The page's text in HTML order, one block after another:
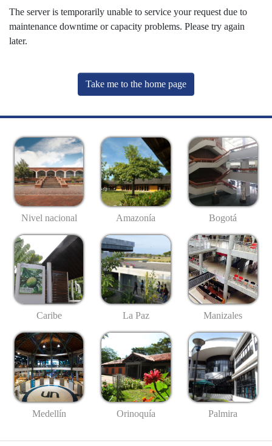
The server is temporarily unable to service your request due to
maintenance downtime or capacity problems. Please try again
later.
Take me to the home page
Nivel nacional Amazonía Bogotá
Caribe La Paz Manizales
Medellín Orinoquía Palmira